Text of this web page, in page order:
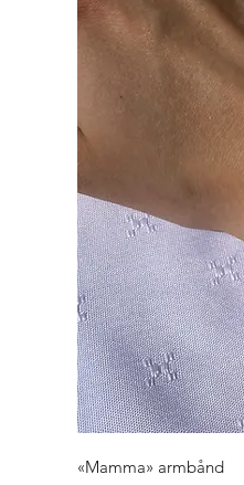
«Mamma» armbånd